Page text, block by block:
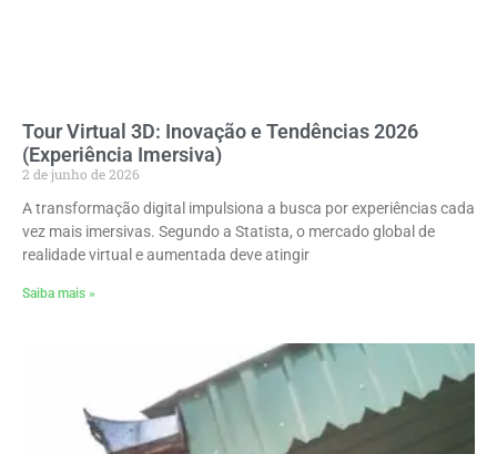
Tour Virtual 3D: Inovação e Tendências 2026
(Experiência Imersiva)
2 de junho de 2026
A transformação digital impulsiona a busca por experiências cada
vez mais imersivas. Segundo a Statista, o mercado global de
realidade virtual e aumentada deve atingir
Saiba mais »